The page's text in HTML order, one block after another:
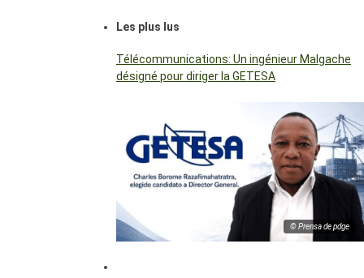
Les plus lus
Télécommunications: Un ingénieur Malgache
désigné pour diriger la GETESA
© Prensa de pdge